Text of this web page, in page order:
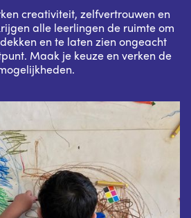
creativiteit, zelfvertrouwen en
alle leerlingen de ruimte om
en te laten zien ongeacht
Maak je keuze en verken de